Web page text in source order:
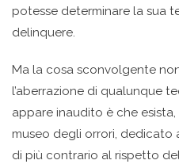
potesse determinare la sua
delinquere.
Ma la cosa sconvolgente
l’aberrazione di qualunque
appare inaudito è che
museo degli orrori, dedicato
di più contrario al rispetto